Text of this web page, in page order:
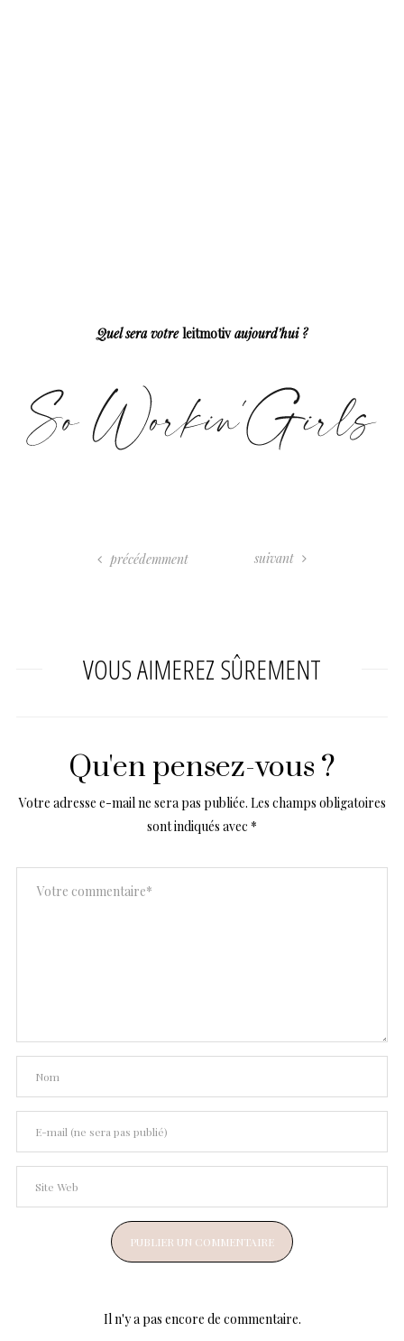
Quel sera votreleitmotivaujourd’hui ?
précédemment suivant
VOUS AIMEREZ SÛREMENT
Qu'en pensez-vous ?
Votre adresse e-mail ne sera pas publiée. Les champs obligatoires
sont indiqués avec *
Il n'y a pas encore de commentaire.